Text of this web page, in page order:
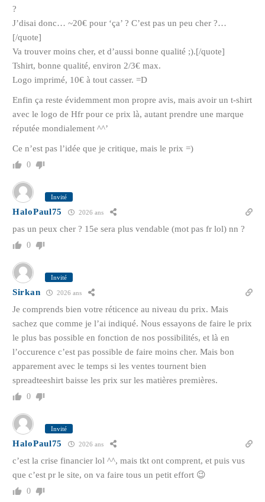
?
J’disai donc… ~20€ pour ‘ça’ ? C’est pas un peu cher ?…
[/quote]
Va trouver moins cher, et d’aussi bonne qualité ;).[/quote]
Tshirt, bonne qualité, environ 2/3€ max.
Logo imprimé, 10€ à tout casser. =D
Enfin ça reste évidemment mon propre avis, mais avoir un t-shirt
avec le logo de Hfr pour ce prix là, autant prendre une marque
réputée mondialement ^^’
Ce n’est pas l’idée que je critique, mais le prix =)
0
Invité
HaloPaul75 2026 ans
pas un peux cher ? 15e sera plus vendable (mot pas fr lol) nn ?
0
Invité
Sirkan 2026 ans
Je comprends bien votre réticence au niveau du prix. Mais
sachez que comme je l’ai indiqué. Nous essayons de faire le prix
le plus bas possible en fonction de nos possibilités, et là en
l’occurence c’est pas possible de faire moins cher. Mais bon
apparement avec le temps si les ventes tournent bien
spreadteeshirt baisse les prix sur les matières premières.
0
Invité
HaloPaul75 2026 ans
c’est la crise financier lol ^^, mais tkt ont comprent, et puis vus
que c’est pr le site, on va faire tous un petit effort 😉
0